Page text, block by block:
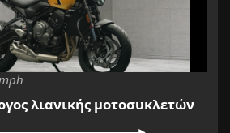
λιανικής μοτοσυκλετών